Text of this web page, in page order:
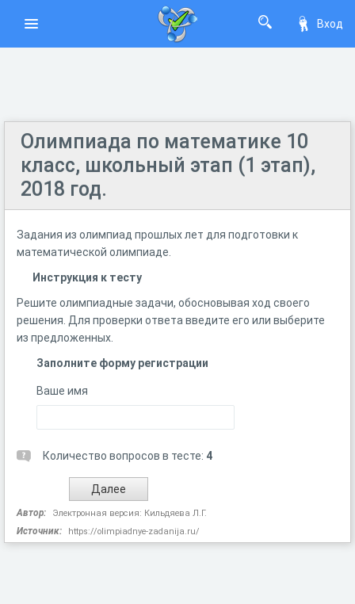
Вход
Олимпиада по математике 10
класс, школьный этап (1 этап),
2018 год.
Задания из олимпиад прошлых лет для подготовки к
математической олимпиаде.
Инструкция к тесту
Решите олимпиадные задачи, обосновывая ход своего
решения. Для проверки ответа введите его или выберите
из предложенных.
Заполните форму регистрации
Ваше имя
Количество вопросов в тесте: 4
Автор: Электронная версия: Кильдяева Л.Г.
Источник: https://olimpiadnye-zadanija.ru/